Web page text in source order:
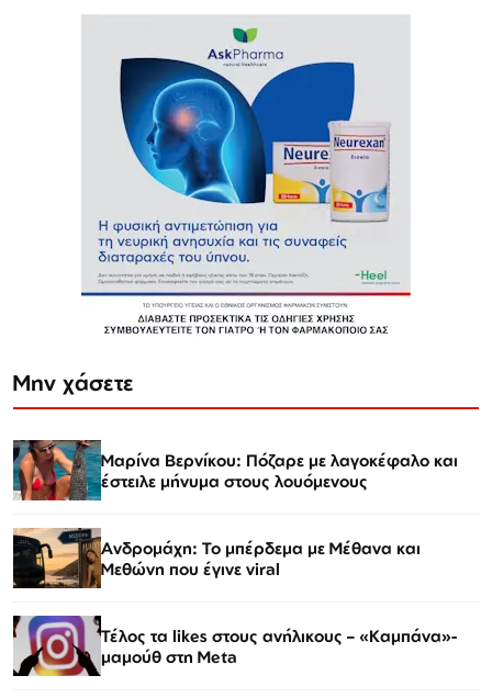
Μην χάσετε
Μαρίνα Βερνίκου: Πόζαρε με λαγοκέφαλο και
έστειλε μήνυμα στους λουόμενους
Ανδρομάχη: Το μπέρδεμα με Μέθανα και
Μεθώνη που έγινε viral
Τέλος τα likes στους ανήλικους – «Καμπάνα»-
μαμούθ στη Meta